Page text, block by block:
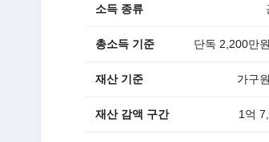
소득 종류
총소득 기준 단독 2,200만
재산 기준 가구
재산 감액 구간 1억